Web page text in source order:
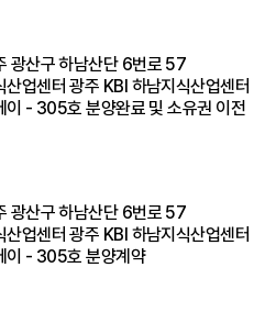
광산구 하남산단 6번로 57
산업센터 광주 KBI 하남지식산업센터
이 - 305호 분양완료 및 소유권 이전
광산구 하남산단 6번로 57
산업센터 광주 KBI 하남지식산업센터
이 - 305호 분양계약